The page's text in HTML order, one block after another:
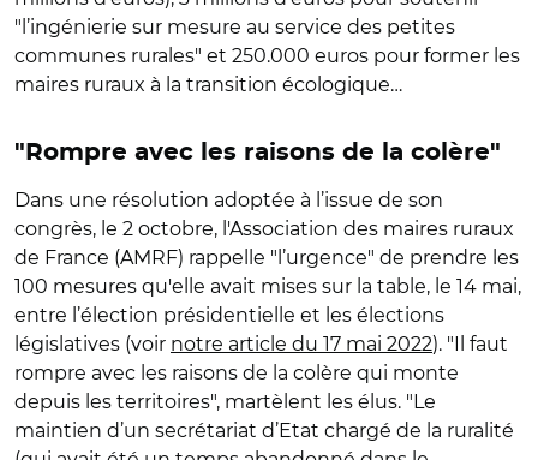
"l’ingénierie sur mesure au service des petites
communes rurales" et 250.000 euros pour former les
maires ruraux à la transition écologique…
"Rompre avec les raisons de la colère"
Dans une résolution adoptée à l’issue de son
congrès, le 2 octobre, l'Association des maires ruraux
de France (AMRF) rappelle "l’urgence" de prendre les
100 mesures qu'elle avait mises sur la table, le 14 mai,
entre l’élection présidentielle et les élections
législatives (voir notre article du 17 mai 2022). "Il faut
rompre avec les raisons de la colère qui monte
depuis les territoires", martèlent les élus. "Le
maintien d’un secrétariat d’Etat chargé de la ruralité